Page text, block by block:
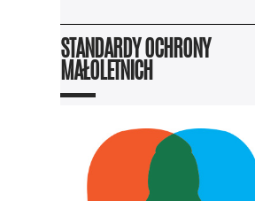
STANDARDY OCHRONY
MAŁOLETNICH